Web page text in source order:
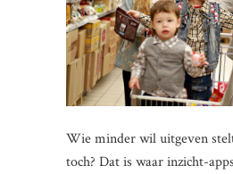
Wie minder wil uitgeven
toch? Dat is waar inzicht-